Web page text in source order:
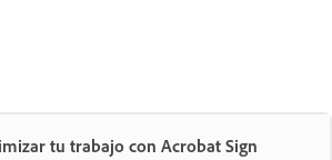
tu trabajo con Acrobat Sign